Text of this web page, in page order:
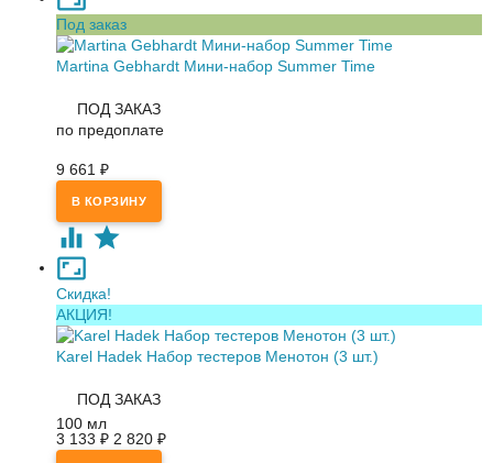
Под заказ
Martina Gebhardt Мини-набор Summer Time
ПОД ЗАКАЗ
по предоплате
9 661 ₽
Скидка!
АКЦИЯ!
Karel Hadek Набор тестеров Менотон (3 шт.)
ПОД ЗАКАЗ
100 мл
3 133 ₽ 2 820 ₽